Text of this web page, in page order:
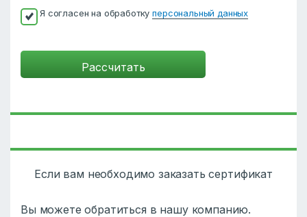
Я согласен на обработкуперсональный данных
Если вам необходимо заказать сертификат
Вы можете обратиться в нашу компанию.